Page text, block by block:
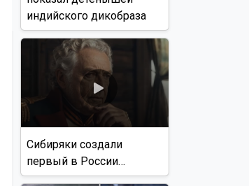
индийского дикобраза
Сибиряки создали
первый в России
документальный фильм